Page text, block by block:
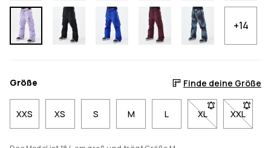
+14
Größe Finde deine Größe
XXS XS S M L XL- Größe XL nicht
XXL- Größe